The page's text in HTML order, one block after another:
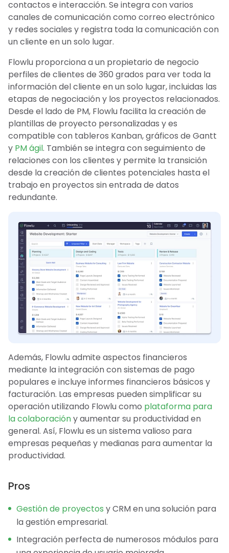
contactos e interacción. Se integra con varios
canales de comunicación como correo electrónico
y redes sociales y registra toda la comunicación con
un cliente en un solo lugar.
Flowlu proporciona a un propietario de negocio
perfiles de clientes de 360 grados para ver toda la
información del cliente en un solo lugar, incluidas las
etapas de negociación y los proyectos relacionados.
Desde el lado de PM, Flowlu facilita la creación de
plantillas de proyecto personalizadas y es
compatible con tableros Kanban, gráficos de Gantt
y PM ágil. También se integra con seguimiento de
relaciones con los clientes y permite la transición
desde la creación de clientes potenciales hasta el
trabajo en proyectos sin entrada de datos
redundante.
Además, Flowlu admite aspectos financieros
mediante la integración con sistemas de pago
populares e incluye informes financieros básicos y
facturación. Las empresas pueden simplificar su
operación utilizando Flowlu como plataforma para
la colaboracióny aumentar su productividad en
general. Así, Flowlu es un sistema valioso para
empresas pequeñas y medianas para aumentar la
productividad.
Pros
Gestión de proyectos y CRM en una solución para
la gestión empresarial.
Integración perfecta de numerosos módulos para